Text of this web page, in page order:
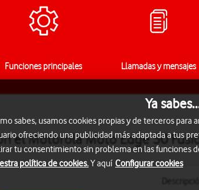
Funciones principales Llamadas y mensajes
el Motorola Moto Edge 50
Ya
sabes, usamos cookies propias y de terceros
ofreciendo una publicidad más adaptada a tus
tu consentimiento sin problema en las funciones
política de cookies.Y aquí Configurar cookies